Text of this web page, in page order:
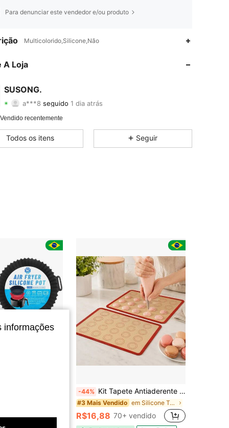
Para denunciar este vendedor e/ou produto
Multicolorido,Silicone,Não
A Loja
SUSONG.
4,70 21
4,70
4,70 Classificação 21Itens 27
4,70 21 27
recentemente
Todos os itens Seguir
-44% Kit Tapete Antiaderente Silicone 42X30 Fibra De Vidro Culinário Para Bolo De Massa Óleo E Panelas Cozinhar
#3 Mais Vendido em Silicone Tapete de cozimento
R$16,88 70+ vendido
informações